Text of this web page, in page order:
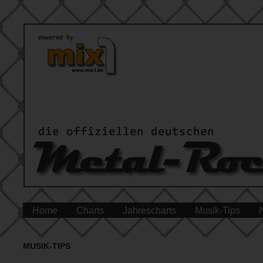
Home Charts Jahrescharts Musik-Tips
MUSIK-TIPS